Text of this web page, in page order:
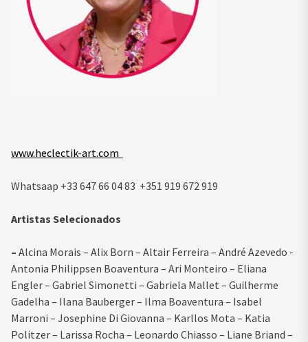
www.heclectik-art.com
Whatsaap +33 647 66 04 83 +351 919 672 919
Artistas Selecionados
– Alcina Morais – Alix Born – Altair Ferreira – André Azevedo -
Antonia Philippsen Boaventura – Ari Monteiro – Eliana
Engler – Gabriel Simonetti – Gabriela Mallet – Guilherme
Gadelha – Ilana Bauberger – Ilma Boaventura – Isabel
Marroni – Josephine Di Giovanna – Karllos Mota – Katia
Politzer – Larissa Rocha – Leonardo Chiasso – Liane Briand –